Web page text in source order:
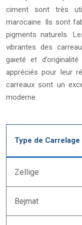
ciment sont très
marocaine. Ils sont
pigments naturels.
vibrantes des
gaieté et
appréciés pour leur
carreaux sont un
moderne.
Type de Carrelage
Zellige
Bejmat